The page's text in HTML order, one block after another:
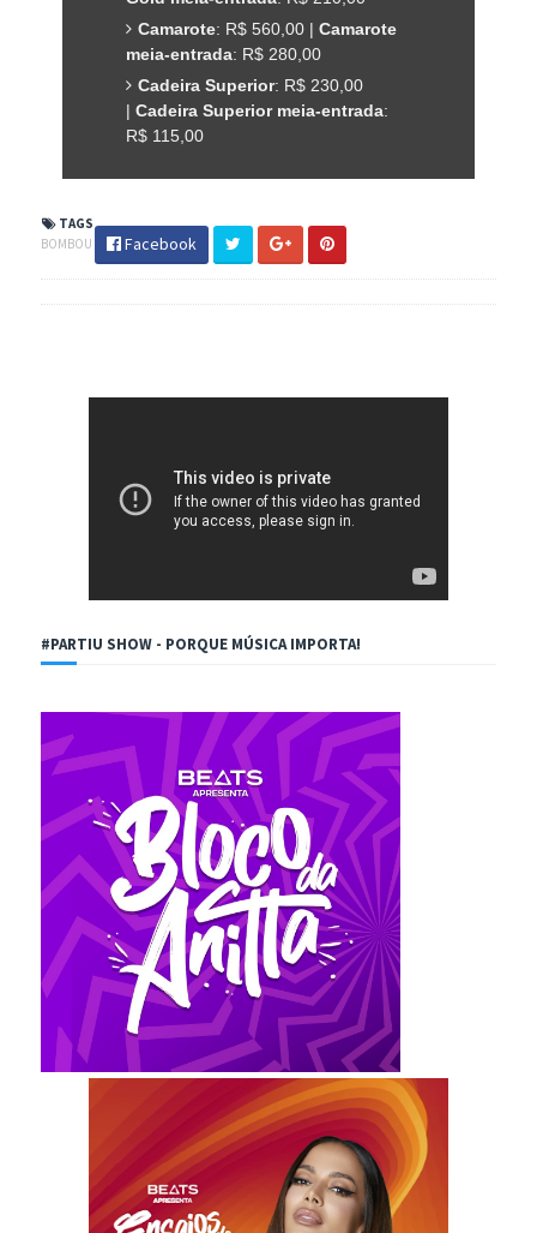
Camarote: R$ 560,00 | Camarote
meia-entrada: R$ 280,00
Cadeira Superior: R$ 230,00
| Cadeira Superior meia-entrada:
R$ 115,00
TAGS
BOMBOU
Facebook
#PARTIU SHOW - PORQUE MÚSICA IMPORTA!